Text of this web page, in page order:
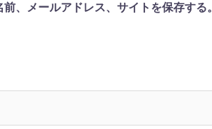
、メールアドレス、サイトを保存する。